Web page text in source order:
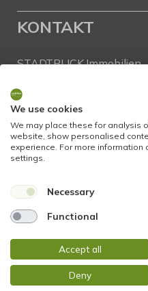
KONTAKT
STADTBLICK Immobilien
65199 Wiesbaden
Tel.:+49 611 9742 872
Fax: +49 611 9742 896
Mail:
info@stadtblick-
PROFIL
We use cookies
We may place these for analysis
website, show personalised
experience. For more
settings.
Necessary
Functional
Accept all
Deny